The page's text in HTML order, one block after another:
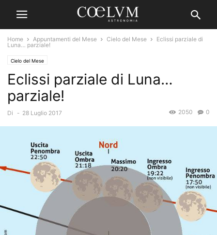
Home Appuntamenti del Mese Cielo del Mese
Eclissi parziale di
Luna… parziale!
Cielo del Mese
Eclissi parziale di Luna…
parziale!
Di - 28 Luglio 2017 0
2050